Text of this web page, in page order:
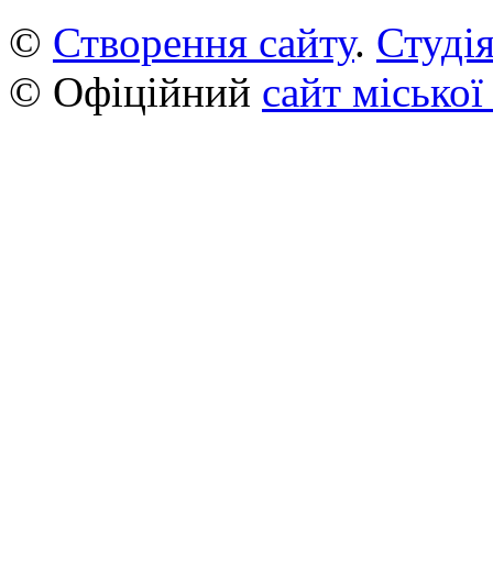
© Створення сайту.
© Офіційний сайт